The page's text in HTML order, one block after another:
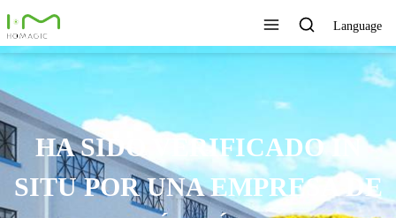
Language
TECNOLOGÍA ÚNICA,
EXCELENTE CALIDAD,